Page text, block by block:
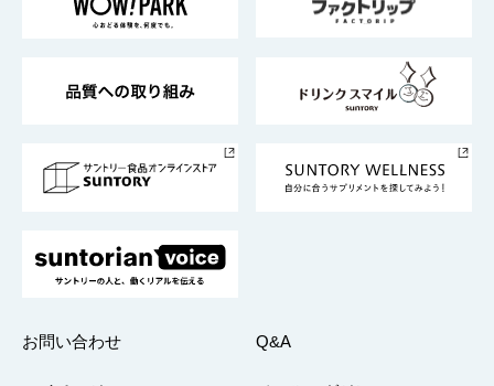
地域情報
サントリーサンバーズ大阪
サントリーが考えるサステナビリティ経営
企業概要
採用情報
お問い合わせ Q&A